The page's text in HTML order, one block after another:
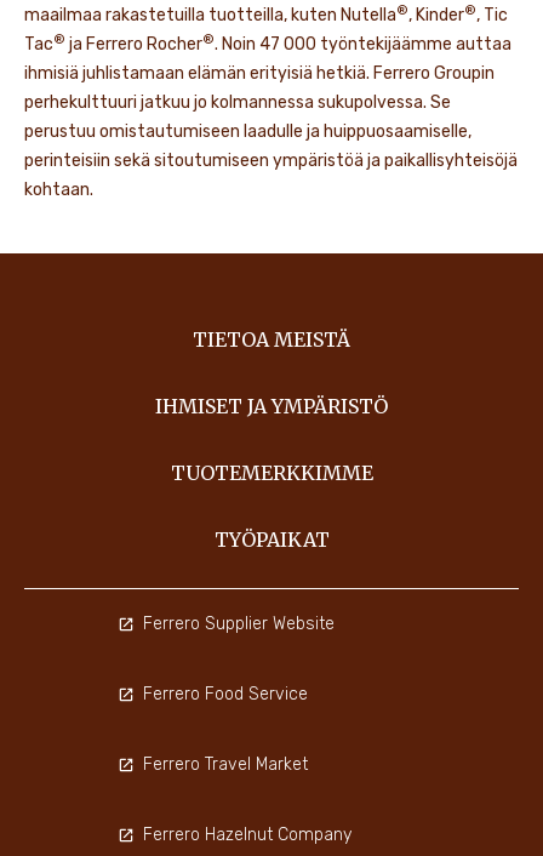
maailmaa rakastetuilla tuotteilla, kuten Nutella®, Kinder®, Tic
Tac® ja Ferrero Rocher®. Noin 47 000 työntekijäämme auttaa
ihmisiä juhlistamaan elämän erityisiä hetkiä. Ferrero Groupin
perhekulttuuri jatkuu jo kolmannessa sukupolvessa. Se
perustuu omistautumiseen laadulle ja huippuosaamiselle,
perinteisiin sekä sitoutumiseen ympäristöä ja paikallisyhteisöjä
kohtaan.
TIETOA MEISTÄ
IHMISET JA YMPÄRISTÖ
TUOTEMERKKIMME
TYÖPAIKAT
Ferrero Supplier Website
Ferrero Food Service
Ferrero Travel Market
Ferrero Hazelnut Company